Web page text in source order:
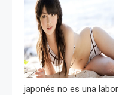
japonés no es una